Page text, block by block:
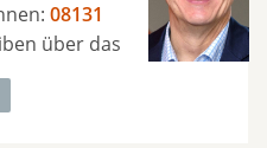
08131
über das